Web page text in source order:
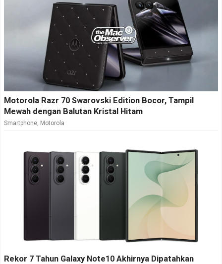
Motorola Razr 70 Swarovski Edition Bocor, Tampil
Mewah dengan Balutan Kristal Hitam
Smartphone Motorola
Rekor 7 Tahun Galaxy Note10 Akhirnya Dipatahkan